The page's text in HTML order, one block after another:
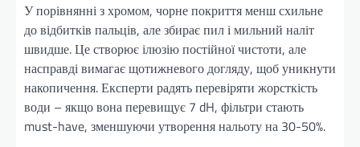
У порівнянні з хромом, чорне покриття менш схильне
до відбитків пальців, але збирає пил і мильний наліт
швидше. Це створює ілюзію постійної чистоти, але
насправді вимагає щотижневого догляду, щоб уникнути
накопичення. Експерти радять перевіряти жорсткість
води – якщо вона перевищує 7 dH, фільтри стають
must-have, зменшуючи утворення нальоту на 30-50%.